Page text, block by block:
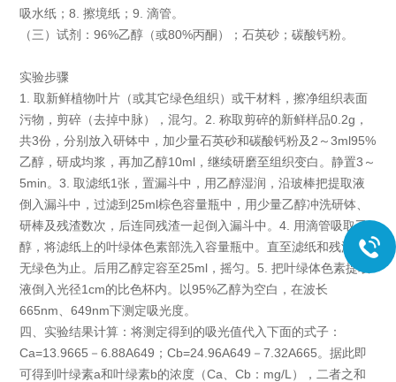
吸水纸；8. 擦境纸；9. 滴管。
（三）试剂：96%乙醇（或80%丙酮）；石英砂；碳酸钙粉。
实验步骤
1. 取新鲜植物叶片（或其它绿色组织）或干材料，擦净组织表面
污物，剪碎（去掉中脉），混匀。2. 称取剪碎的新鲜样品0.2g，
共3份，分别放入研钵中，加少量石英砂和碳酸钙粉及2～3ml95%
乙醇，研成均浆，再加乙醇10ml，继续研磨至组织变白。静置3～
5min。3. 取滤纸1张，置漏斗中，用乙醇湿润，沿玻棒把提取液
倒入漏斗中，过滤到25ml棕色容量瓶中，用少量乙醇冲洗研钵、
研棒及残渣数次，后连同残渣一起倒入漏斗中。4. 用滴管吸取乙
醇，将滤纸上的叶绿体色素部洗入容量瓶中。直至滤纸和残渣中
无绿色为止。后用乙醇定容至25ml，摇匀。5. 把叶绿体色素提取
液倒入光径1cm的比色杯内。以95%乙醇为空白，在波长
665nm、649nm下测定吸光度。
四、实验结果计算：将测定得到的吸光值代入下面的式子：
Ca=13.9665－6.88A649；Cb=24.96A649－7.32A665。据此即
可得到叶绿素a和叶绿素b的浓度（Ca、Cb：mg/L），二者之和